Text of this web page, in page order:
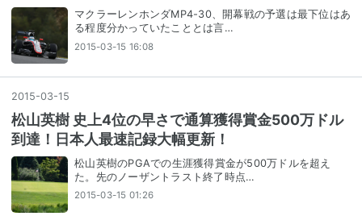
マクラーレンホンダMP4-30、開幕戦の予選は最下位はあ
る程度分かっていたこととは言…
2015-03-15 16:08
2015-03-15
松山英樹 史上4位の早さで通算獲得賞金500万ドル
到達！日本人最速記録大幅更新！
松山英樹のPGAでの生涯獲得賞金が500万ドルを超え
た。先のノーザントラスト終了時点…
2015-03-15 01:26